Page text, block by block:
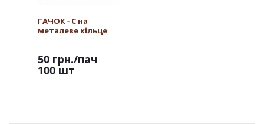
ГАЧОК - С на
металеве кільце
50 грн./пач
100 шт